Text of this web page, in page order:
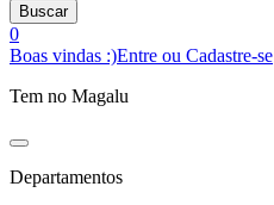
Buscar
0
Boas vindas :)Entre ou Cadastre-se
Tem no Magalu
Departamentos